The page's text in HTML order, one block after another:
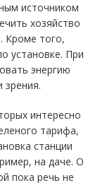
источником
хозяйство
Кроме того,
установке. При
энергию
зрения.
интересно
тарифа,
станции
на даче. О
пока речь не